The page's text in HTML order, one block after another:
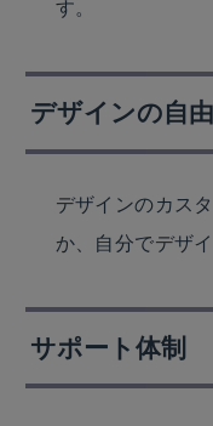
す。
デザインの自由
デザインのカス
か、自分でデザ
サポート体制